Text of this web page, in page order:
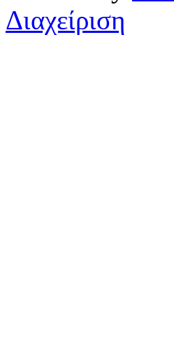
Διαχείριση